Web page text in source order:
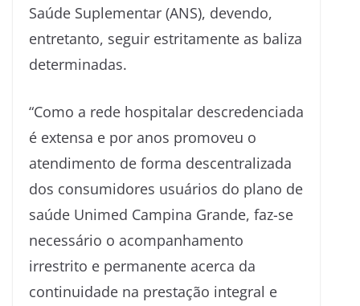
Saúde Suplementar (ANS), devendo,
entretanto, seguir estritamente as baliza
determinadas.
“Como a rede hospitalar descredenciada
é extensa e por anos promoveu o
atendimento de forma descentralizada
dos consumidores usuários do plano de
saúde Unimed Campina Grande, faz-se
necessário o acompanhamento
irrestrito e permanente acerca da
continuidade na prestação integral e